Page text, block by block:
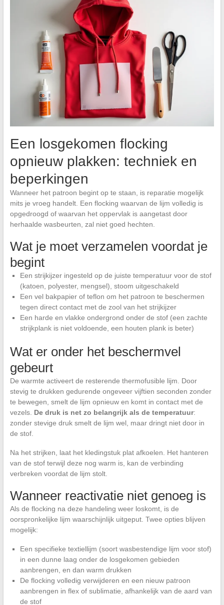
Een losgekomen flocking
opnieuw plakken: techniek en
beperkingen
Wanneer het patroon begint op te staan, is reparatie mogelijk
mits je vroeg handelt. Een flocking waarvan de lijm volledig is
opgedroogd of waarvan het oppervlak is aangetast door
herhaalde wasbeurten, zal niet goed hechten.
Wat je moet verzamelen voordat je
begint
Een strijkijzer ingesteld op de juiste temperatuur voor de stof
(katoen, polyester, mengsel), stoom uitgeschakeld
Een vel bakpapier of teflon om het patroon te beschermen
tegen direct contact met de zool van het strijkijzer
Een harde en vlakke ondergrond onder de stof (een zachte
strijkplank is niet voldoende, een houten plank is beter)
Wat er onder het beschermvel
gebeurt
De warmte activeert de resterende thermofusible lijm. Door
stevig te drukken gedurende ongeveer vijftien seconden zonder
te bewegen, smelt de lijm opnieuw en komt in contact met de
vezels. De druk is net zo belangrijk als de temperatuur:
zonder stevige druk smelt de lijm wel, maar dringt niet door in
de stof.
Na het strijken, laat het kledingstuk plat afkoelen. Het hanteren
van de stof terwijl deze nog warm is, kan de verbinding
verbreken voordat de lijm stolt.
Wanneer reactivatie niet genoeg is
Als de flocking na deze handeling weer loskomt, is de
oorspronkelijke lijm waarschijnlijk uitgeput. Twee opties blijven
mogelijk:
Een specifieke textiellijm (soort wasbestendige lijm voor stof)
in een dunne laag onder de losgekomen gebieden
aanbrengen, en dan warm drukken
De flocking volledig verwijderen en een nieuw patroon
aanbrengen in flex of sublimatie, afhankelijk van de aard van
de stof